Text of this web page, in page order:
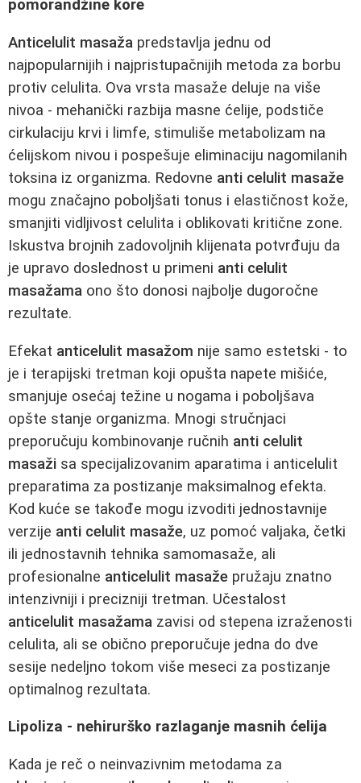
pomorandžine kore
Anticelulit masaža predstavlja jednu od
najpopularnijih i najpristupačnijih metoda za borbu
protiv celulita. Ova vrsta masaže deluje na više
nivoa - mehanički razbija masne ćelije, podstiče
cirkulaciju krvi i limfe, stimuliše metabolizam na
ćelijskom nivou i pospešuje eliminaciju nagomilanih
toksina iz organizma. Redovne anti celulit masaže
mogu značajno poboljšati tonus i elastičnost kože,
smanjiti vidljivost celulita i oblikovati kritične zone.
Iskustva brojnih zadovoljnih klijenata potvrđuju da
je upravo doslednost u primeni anti celulit
masažama ono što donosi najbolje dugoročne
rezultate.
Efekat anticelulit masažom nije samo estetski - to
je i terapijski tretman koji opušta napete mišiće,
smanjuje osećaj težine u nogama i poboljšava
opšte stanje organizma. Mnogi stručnjaci
preporučuju kombinovanje ručnih anti celulit
masaži sa specijalizovanim aparatima i anticelulit
preparatima za postizanje maksimalnog efekta.
Kod kuće se takođe mogu izvoditi jednostavnije
verzije anti celulit masaže, uz pomoć valjaka, četki
ili jednostavnih tehnika samomasaže, ali
profesionalne anticelulit masaže pružaju znatno
intenzivniji i precizniji tretman. Učestalost
anticelulit masažama zavisi od stepena izraženosti
celulita, ali se obično preporučuje jedna do dve
sesije nedeljno tokom više meseci za postizanje
optimalnog rezultata.
Lipoliza - nehirurško razlaganje masnih ćelija
Kada je reč o neinvazivnim metodama za